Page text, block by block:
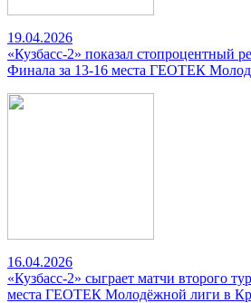
19.04.2026
«Кузбасс-2» показал стопроцентный
Финала за 13-16 места ГЕОТЕК
16.04.2026
«Кузбасс-2» сыграет матчи второго
места ГЕОТЕК Молодёжной лиги в